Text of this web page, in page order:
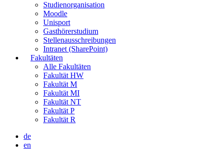
Studienorganisation
Moodle
Unisport
Gasthörerstudium
Stellenausschreibungen
Intranet (SharePoint)
Fakultäten
Alle Fakultäten
Fakultät HW
Fakultät M
Fakultät MI
Fakultät NT
Fakultät P
Fakultät R
de
en